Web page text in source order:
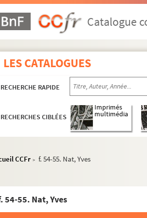
Catalogue
LES CATALOGUES
RECHERCHE RAPIDE
RECHERCHES CIBLÉES
Imprimés
multimédia
CCFr > f. 54-55. Nat, Yves
54-55. Nat, Yves
Ms 8001 (1)-(3). Écrits de Louis Aguettant
Ms 8001 (19)-(25). Correspondance générale
Ms 8001 (22)-(25). Lettres reçues par Louis